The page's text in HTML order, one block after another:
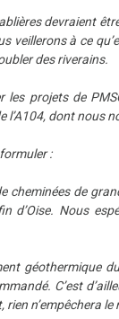
devraient
veillerons à ce
des riverains.
les projets de
l’A104, dont nous
:
cheminées de
d’Oise. Nous
géothermique
C’est
n’empêchera